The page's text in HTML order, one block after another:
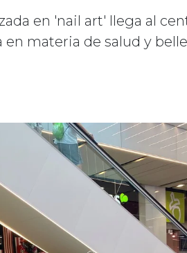
en 'nail art' llega al
en materia de salud y